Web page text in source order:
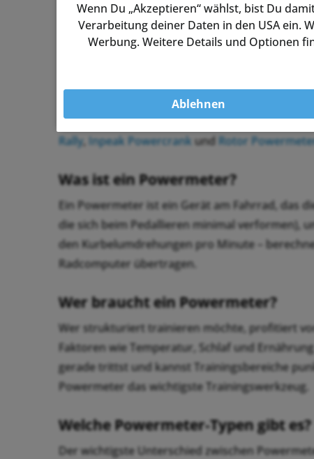
Assioma PRO RS SPD-SL – für Shimano SPD-SL
Assioma PRO RL KEO– für Look KEO
– für MTB, Gravel und
Assioma UNO und DUO KEO– die klassische
Neben Assioma führen wirSRM Kurbel-
Rally Inpeak Powercrank und Rotor
Was ist ein Powermeter?
Ein Powermeter ist ein Gerät am Fahrrad, das
die sich beim Pedallieren minimal verformen),
den Kurbelumdrehungen pro Minute –
Radcomputer übertragen.
Wer braucht ein Powermeter?
Wer strukturiert trainieren möchte, profitiert
Faktoren wie Temperatur, Schlaf und
gerade trittst und kannst Trainingsbereiche
Powermeter das wichtigste Trainingswerkzeug.
Welche Powermeter-Typen gibt es?
Der wichtigste Unterschied zwischen
Wenn Du „Akzeptieren“ wählst, bist Du
Verarbeitung deiner Daten in den USA ein.
Werbung. Weitere Details und Optionen
Ablehnen